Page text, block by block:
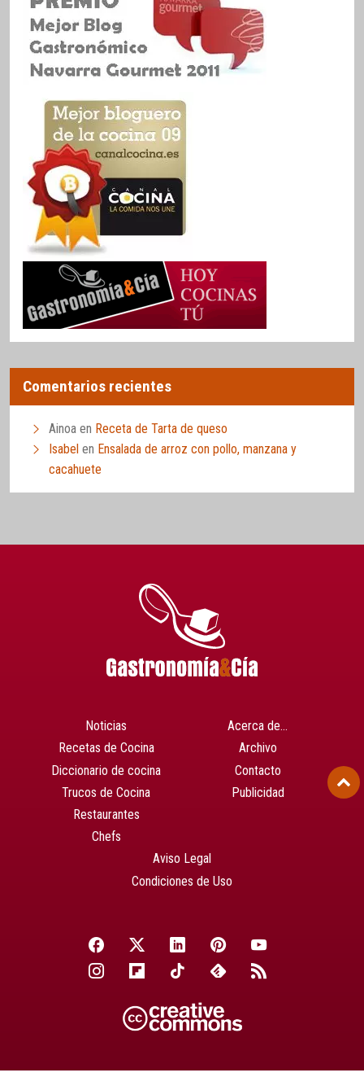
Comentarios recientes
Ainoa en Receta de Tarta de queso
Isabel en Ensalada de arroz con pollo, manzana y
cacahuete
Noticias
Recetas de Cocina
Diccionario de cocina
Trucos de Cocina
Restaurantes
Chefs
Acerca de…
Archivo
Contacto
Publicidad
Aviso Legal
Condiciones de Uso